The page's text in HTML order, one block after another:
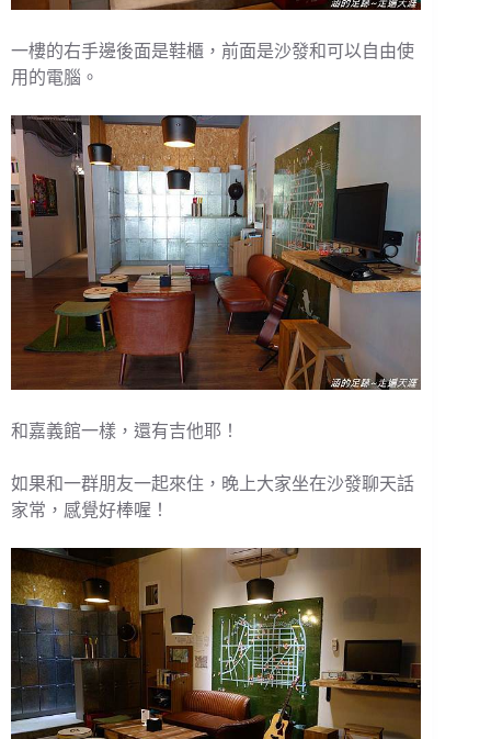
一樓的右手邊後面是鞋櫃，前面是沙發和可以自由使
用的電腦。
和嘉義館一樣，還有吉他耶！
如果和一群朋友一起來住，晚上大家坐在沙發聊天話
家常，感覺好棒喔！